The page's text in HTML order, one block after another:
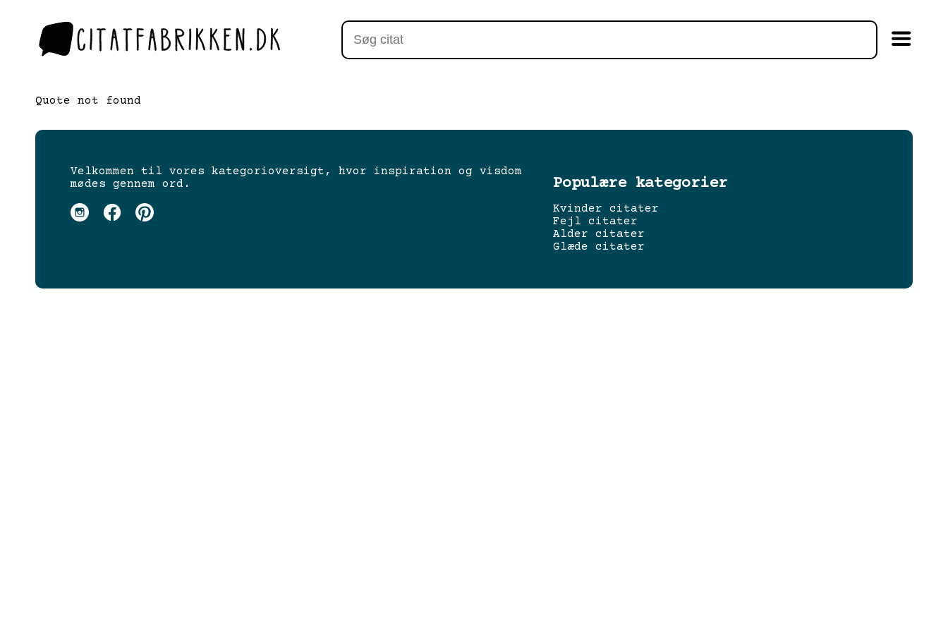
Quote not found
Velkommen til vores kategorioversigt, hvor inspiration og visdom
mødes gennem ord.
Populære kategorier
Kvinder citater
Fejl citater
Alder citater
Glæde citater